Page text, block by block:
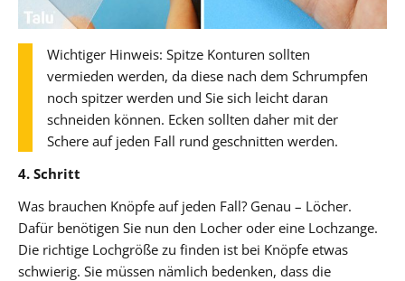
Wichtiger Hinweis: Spitze Konturen sollten
vermieden werden, da diese nach dem Schrumpfen
noch spitzer werden und Sie sich leicht daran
schneiden können. Ecken sollten daher mit der
Schere auf jeden Fall rund geschnitten werden.
4. Schritt
Was brauchen Knöpfe auf jeden Fall? Genau – Löcher.
Dafür benötigen Sie nun den Locher oder eine Lochzange.
Die richtige Lochgröße zu finden ist bei Knöpfe etwas
schwierig. Sie müssen nämlich bedenken, dass die